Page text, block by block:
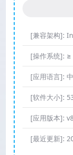
[兼容架构]:
[操作系统]: ≥
[应用语言]:
[软件大小]:
[应用版本]:
[最近更新]: